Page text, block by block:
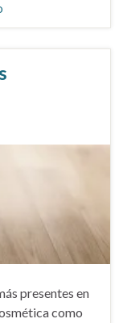
presentes en
como